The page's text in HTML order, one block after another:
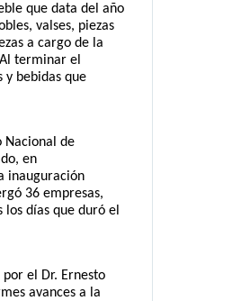
que data del año
valses, piezas
a cargo de la
terminar el
y bebidas que
Nacional de
en
inauguración
36 empresas,
días que duró el
el Dr. Ernesto
avances a la